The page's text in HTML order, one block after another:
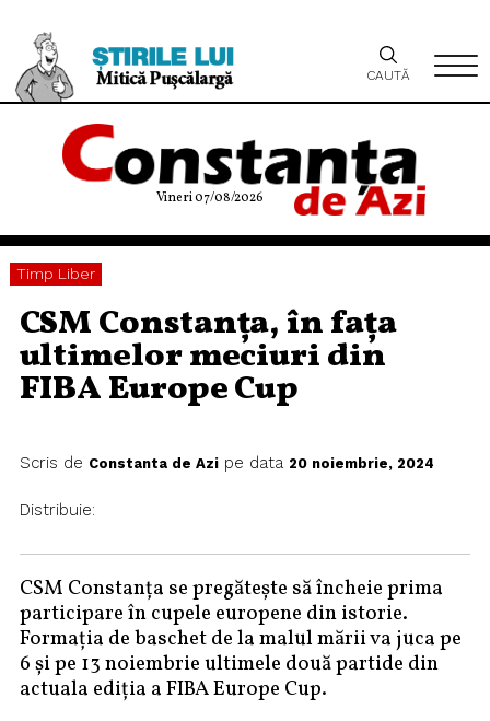
Vineri 07/08/2026
CAUTĂ
Timp Liber
CSM Constanța, în fața
ultimelor meciuri din
FIBA Europe Cup
Scris de Constanta de Azipe data 20 noiembrie, 2024
Distribuie:
CSM Constanța se pregătește să încheie prima
participare în cupele europene din istorie.
Formația de baschet de la malul mării va juca pe
6 și pe 13 noiembrie ultimele două partide din
actuala ediția a FIBA Europe Cup.